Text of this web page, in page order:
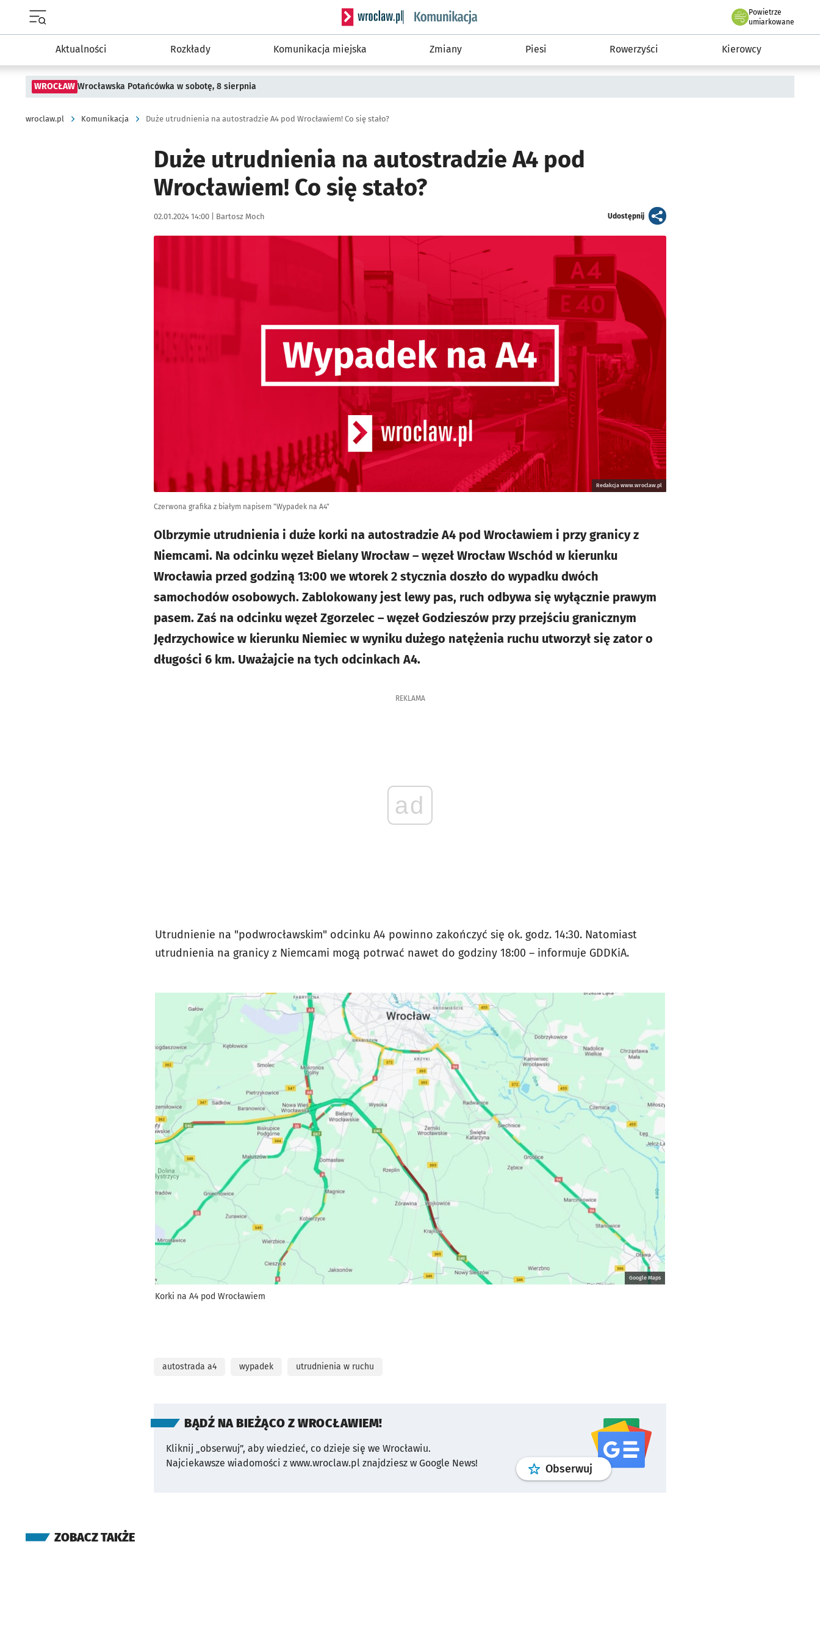
Serwis informacyjny wroclaw.pl podserwis: Komunikacja
Powietrze
we Wrocławiu
umiarkowane
Aktualności Rozkłady Komunikacja miejska Zmiany Piesi Rowerzyści Kierowcy
WROCŁAW Wrocławska Potańcówka w sobotę, 8 sierpnia
wroclaw.pl Komunikacja Duże utrudnienia na autostradzie A4 pod Wrocławiem! Co się stało?
Duże utrudnienia na autostradzie A4 pod
Wrocławiem! Co się stało?
Data publikacji:
02.01.2024 14:00 | Autor:
Bartosz Moch Udostępnijartykuł
Redakcja www.wroclaw.pl
Czerwona grafika z białym napisem "Wypadek na A4"
Olbrzymie utrudnienia i duże korki na autostradzie A4 pod Wrocławiem i przy granicy z
Niemcami. Na odcinku węzeł Bielany Wrocław – węzeł Wrocław Wschód w kierunku
Wrocławia przed godziną 13:00 we wtorek 2 stycznia doszło do wypadku dwóch
samochodów osobowych. Zablokowany jest lewy pas, ruch odbywa się wyłącznie prawym
pasem. Zaś na odcinku węzeł Zgorzelec – węzeł Godzieszów przy przejściu granicznym
Jędrzychowice w kierunku Niemiec w wyniku dużego natężenia ruchu utworzył się zator o
długości 6 km. Uważajcie na tych odcinkach A4.
REKLAMA
ad
Utrudnienie na "podwrocławskim" odcinku A4 powinno zakończyć się ok. godz. 14:30. Natomiast
utrudnienia na granicy z Niemcami mogą potrwać nawet do godziny 18:00 – informuje GDDKiA.
Google Maps
Korki na A4 pod Wrocławiem
autostrada a4 wypadek utrudnienia w ruchu
BĄDŹ NA BIEŻĄCO Z WROCŁAWIEM!
Kliknij „obserwuj”, aby wiedzieć, co dzieje się we Wrocławiu.
Najciekawsze wiadomości z www.wroclaw.pl znajdziesz w Google News!
Obserwuj profilgoogle news
ZOBACZ TAKŻE